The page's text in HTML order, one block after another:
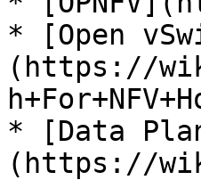
* [Open
(https://
* [Data
(https://